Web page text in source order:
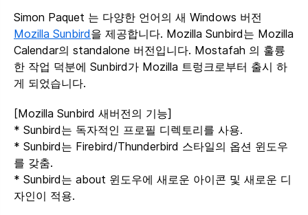
Simon Paquet 는 다양한 언어의 새 Windows 버전
Mozilla Sunbird을 제공합니다. Mozilla Sunbird는 Mozilla
Calendar의 standalone 버전입니다. Mostafah 의 훌륭
한 작업 덕분에 Sunbird가 Mozilla 트렁크로부터 출시 하
게 되었습니다.
[Mozilla Sunbird 새버전의 기능]
* Sunbird는 독자적인 프로필 디렉토리를 사용.
* Sunbird는 Firebird/Thunderbird 스타일의 옵션 윈도우
를 갖춤.
* Sunbird는 about 윈도우에 새로운 아이콘 및 새로운 디
자인이 적용.